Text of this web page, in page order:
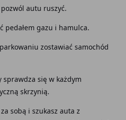
autu ruszyć.
pedałem gazu i hamulca.
zostawiać samochód
sprawdza się w każdym
skrzynią.
sobą i szukasz auta z